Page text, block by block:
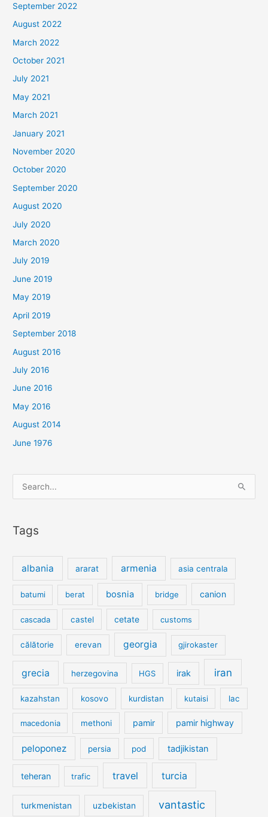
September 2022
August 2022
March 2022
October 2021
July 2021
May 2021
March 2021
January 2021
November 2020
October 2020
September 2020
August 2020
July 2020
March 2020
July 2019
June 2019
May 2019
April 2019
September 2018
August 2016
July 2016
June 2016
May 2016
August 2014
June 1976
for:
Tags
albania ararat armenia asia centrala
batumi berat bosnia bridge canion
cascada castel cetate customs
călătorie erevan georgia gjirokaster
grecia herzegovina HGS irak iran
kazahstan kosovo kurdistan kutaisi lac
macedonia methoni pamir pamir highway
peloponez persia pod tadjikistan
teheran trafic travel turcia
turkmenistan uzbekistan vantastic